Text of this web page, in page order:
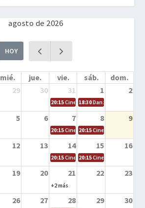
agosto de 2026
HOY
mié. jue. vie. sáb.
dom.
29 30 31 1 2
20:15Cine en la calle – Cómo
18:30Danza – Cita en el
5 6 7 8 9
20:15Cine en la calle – El niño y la
20:15Cine en la calle –
12 13 14 15 16
20:15Cine en la calle – Tortugas
20:15Cine en la calle –
19 20 21 22 23
+2 más
26 27 28 29 30